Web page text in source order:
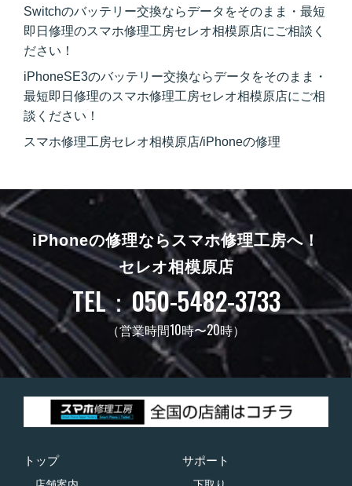
Switchのバッテリー交換ならデータをそのまま・最短
即日修理のスマホ修理工房セレオ相模原店にご相談く
ださい！
iPhoneSE3のバッテリー交換ならデータをそのまま・
最短即日修理のスマホ修理工房セレオ相模原店にご相
談ください！
スマホ修理工房セレオ相模原店/iPhoneの修理
iPhoneの修理ならスマホ修理工房へ！
セレオ相模原店
TEL：050-5482-3733
（営業時間10時〜20時）
トップ サポート